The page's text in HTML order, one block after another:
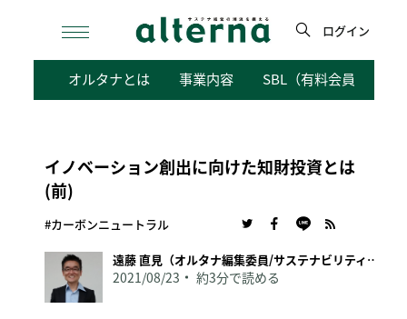
検
ログイン
オルタナとは 事業内容 SBL（有料会員向けサ
イノベーション創出に向けた知財投資とは
(前)
#カーボンニュートラル
遠藤 直見（オルタナ編集委員/サステナビリティ経営研究家）
2021/08/23 約3分で読める